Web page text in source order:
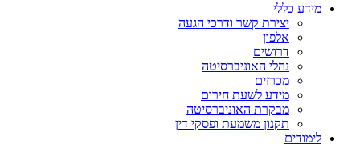
מידע כללי
יצירת קשר ודרכי הגעה
אלפון
דרושים
נהלי האוניברסיטה
מכרזים
מידע לשעת חירום
מבקרת האוניברסיטה
תקנון משמעת ופסקי דין
לימודים